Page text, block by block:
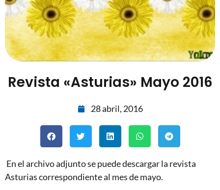
Revista «Asturias» Mayo 2016
28 abril, 2016
En el archivo adjunto se puede descargar la revista
Asturias correspondiente al mes de mayo.